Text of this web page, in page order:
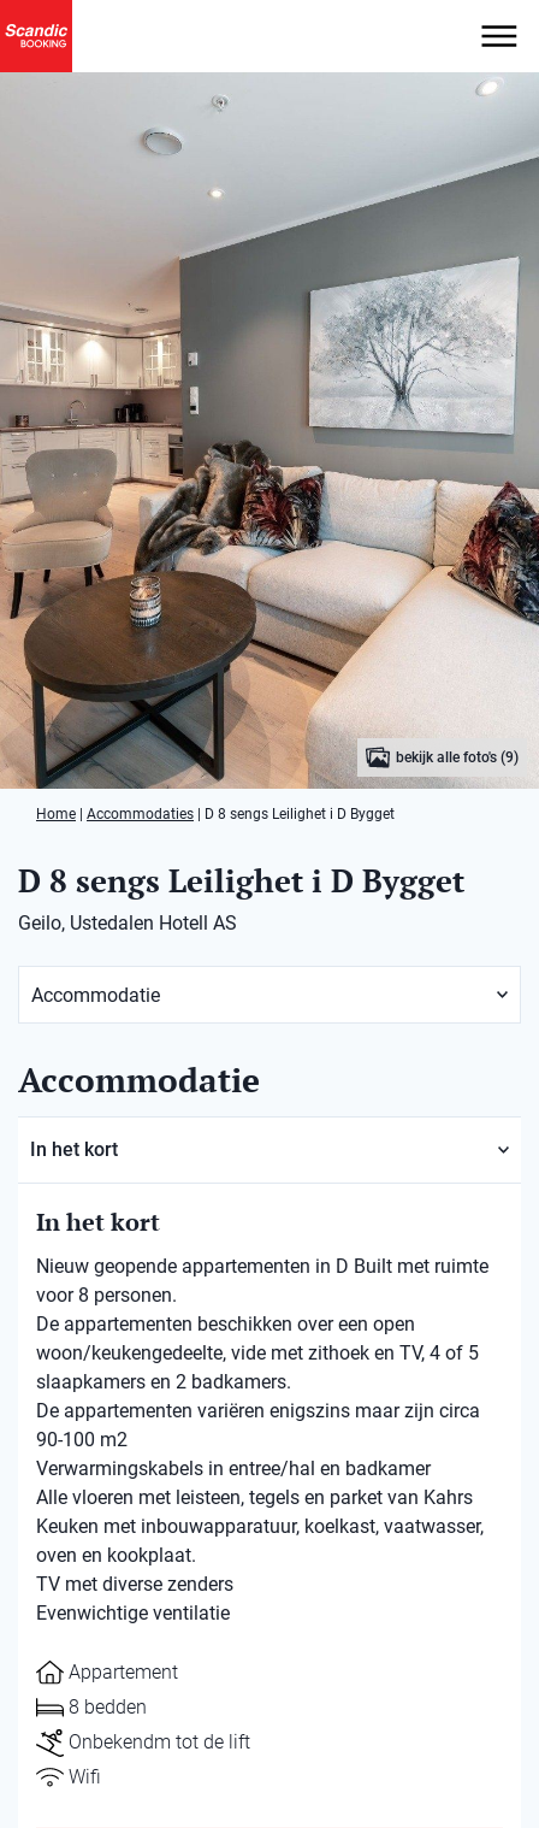
bekijk alle foto's (9)
Home Accommodaties D 8 sengs Leilighet i D Bygget
D 8 sengs Leilighet i D Bygget
Geilo, Ustedalen Hotell AS
Accommodatie
In het kort
In het kort
Nieuw geopende appartementen in D Built met ruimte
voor 8 personen.
De appartementen beschikken over een open
woon/keukengedeelte, vide met zithoek en TV, 4 of 5
slaapkamers en 2 badkamers.
De appartementen variëren enigszins maar zijn circa
90-100 m2
Verwarmingskabels in entree/hal en badkamer
Alle vloeren met leisteen, tegels en parket van Kahrs
Keuken met inbouwapparatuur, koelkast, vaatwasser,
oven en kookplaat.
TV met diverse zenders
Evenwichtige ventilatie
Appartement
8 bedden
Onbekendm tot de lift
Wifi